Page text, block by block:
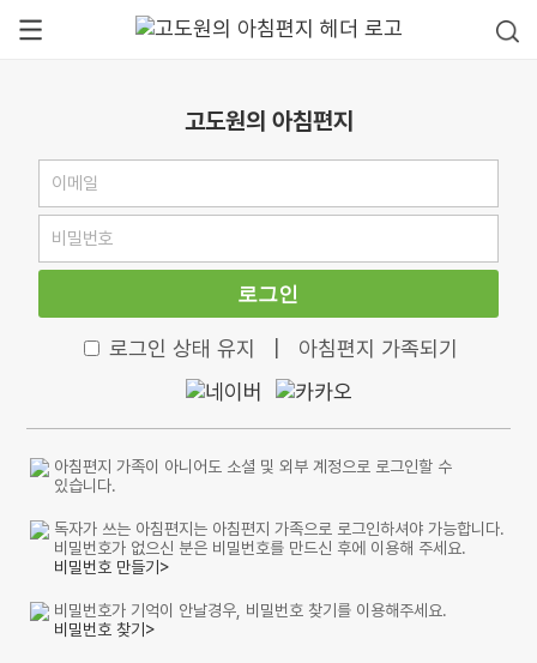
고도원의 아침편지
로그인
로그인 상태 유지 아침편지 가족되기
아침편지 가족이 아니어도 소셜 및 외부 계정으로 로그인할 수
있습니다.
독자가 쓰는 아침편지는 아침편지 가족으로 로그인하셔야 가능합니다.
비밀번호가 없으신 분은 비밀번호를 만드신 후에 이용해 주세요.
비밀번호 만들기>
비밀번호가 기억이 안날경우, 비밀번호 찾기를 이용해주세요.
비밀번호 찾기>